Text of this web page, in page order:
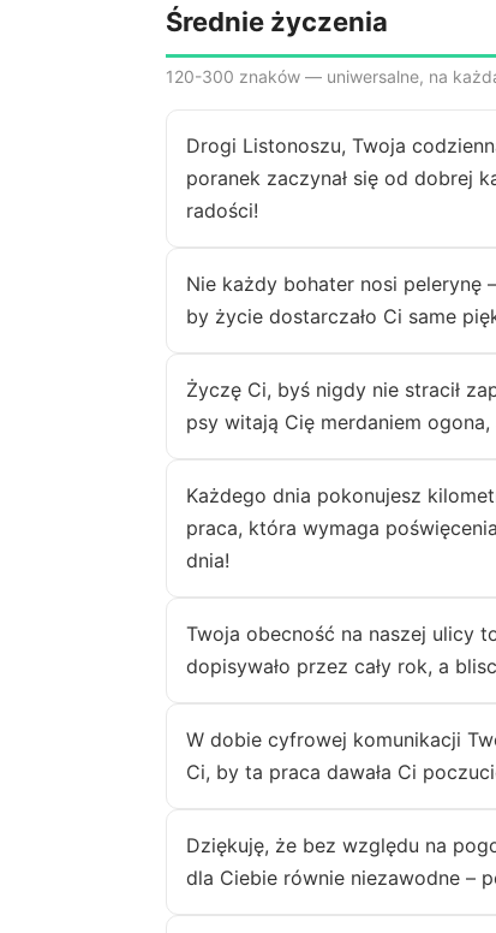
Średnie życzenia
120-300 znaków — uniwersalne, na
Drogi Listonoszu, Twoja
poranek zaczynał się od dobrej
radości!
Nie każdy bohater nosi pelerynę
by życie dostarczało Ci same
Życzę Ci, byś nigdy nie stracił
psy witają Cię merdaniem
Każdego dnia pokonujesz
praca, która wymaga
dnia!
Twoja obecność na naszej ulicy
dopisywało przez cały rok, a
W dobie cyfrowej komunikacji
Ci, by ta praca dawała Ci
Dziękuję, że bez względu na
dla Ciebie równie niezawodne –